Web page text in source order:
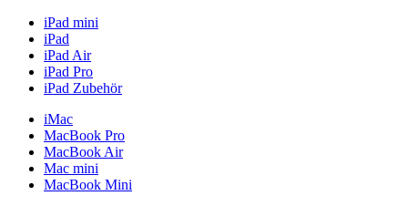
iPad mini
iPad
iPad Air
iPad Pro
iPad Zubehör
iMac
MacBook Pro
MacBook Air
Mac mini
MacBook Mini